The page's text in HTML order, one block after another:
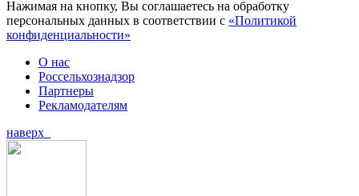
Нажимая на кнопку, Вы соглашаетесь на обработку
персональных данных в соответствии с «Политикой
конфиденциальности»
О нас
Россельхознадзор
Партнеры
Рекламодателям
наверх